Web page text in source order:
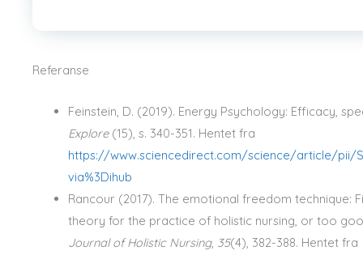
Referanse
Feinstein, D. (2019). Energy Psychology: Efficacy,
Explore(15), s. 340-351. Hentet fra
https://www.sciencedirect.com/science/article/pii/
via%3Dihub
Rancour (2017). The emotional freedom technique:
theory for the practice of holistic nursing, or too
Journal of Holistic Nursing, 35(4), 382-388. Hentet fra